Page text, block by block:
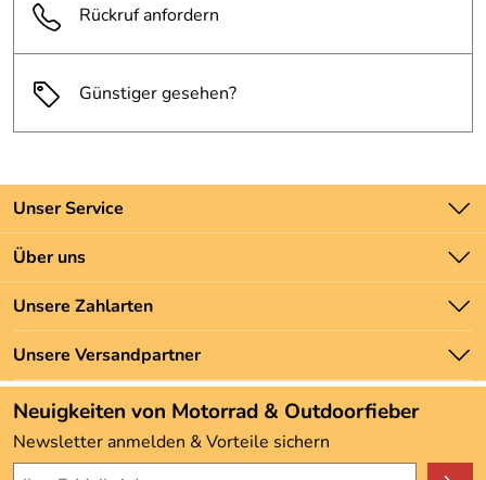
Rückruf anfordern
Günstiger gesehen?
Unser Service
Kontakt
Batteriegesetz
Newsletter
Zahlung und Versand
Über uns
Unsere Bestseller
Marken
Neu
Angebote
Kundenbewertungen (3.492)
4,9/5*****
Unsere Zahlarten
Unsere Versandpartner
Neuigkeiten von Motorrad & Outdoorfieber
Newsletter anmelden & Vorteile sichern